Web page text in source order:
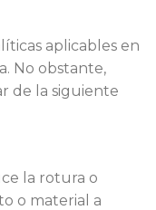
aplicables en
No obstante,
de la siguiente
la rotura o
o material a